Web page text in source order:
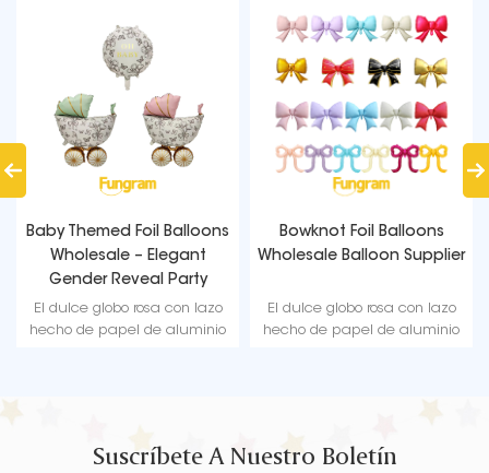
Baby Themed Foil Balloons
Wholesale – Elegant
Gender Reveal Party
Decoration
El dulce globo rosa con lazo
hecho de papel de aluminio
Bowknot Foil Balloons
Wholesale Balloon Supplier
El dulce globo rosa con lazo
hecho de papel de aluminio
Suscríbete A Nuestro Boletín